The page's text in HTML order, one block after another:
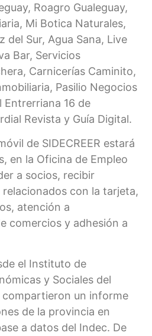
Roagro Gualeguay,
Mi Botica Naturales,
del Sur, Agua Sana, Live
Bar, Servicios
Carnicerías Caminito,
Pasilio Negocios
Entrerriana 16 de
Revista y Guía Digital.
de SIDECREER estará
en la Oficina de Empleo
a socios, recibir
con la tarjeta,
atención a
comercios y adhesión a
el Instituto de
y Sociales del
compartieron un informe
de la provincia en
a datos del Indec. De